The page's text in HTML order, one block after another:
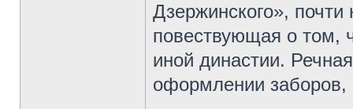
Дзержинского»,
повествующая о том,
иной династии.
оформлении